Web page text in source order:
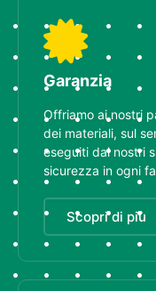
Garanzia
Offriamo ai nostri
dei materiali, sul
eseguiti dai nostri
sicurezza in ogni
Scopri di più